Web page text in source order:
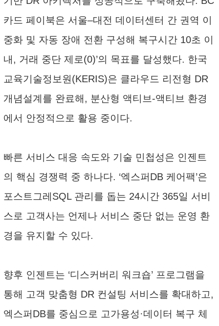
카드 페이북은 서울–대전 데이터센터 간 권역 이
중화 및 자동 장애 전환 구성해 복구시간 10초 이
내, 거래 중단 제로(0)’의 목표를 달성했다. 한국
교육기술정보원(KERIS)은 클라우드 리전형 DR
개념설계를 완료해, 분산형 액티브-액티브 환경
에서 안정적으로 활용 중이다.
빠른 서비스 대응 속도와 기술 민첩성은 인젠트
의 핵심 경쟁력 중 하나다. ‘엑스퍼DB 케어팩’은
포스트그레SQL 관리를 돕는 24시간 365일 서비
스로 고객사는 언제나 서비스 중단 없는 운영 환
경을 유지할 수 있다.
향후 인젠트는 ‘디스커버리 워크숍’ 프로그램을
통해 고객 맞춤형 DR 컨설팅 서비스를 확대하고,
엑스퍼DB를 중심으로 고가용성·데이터 복구 체